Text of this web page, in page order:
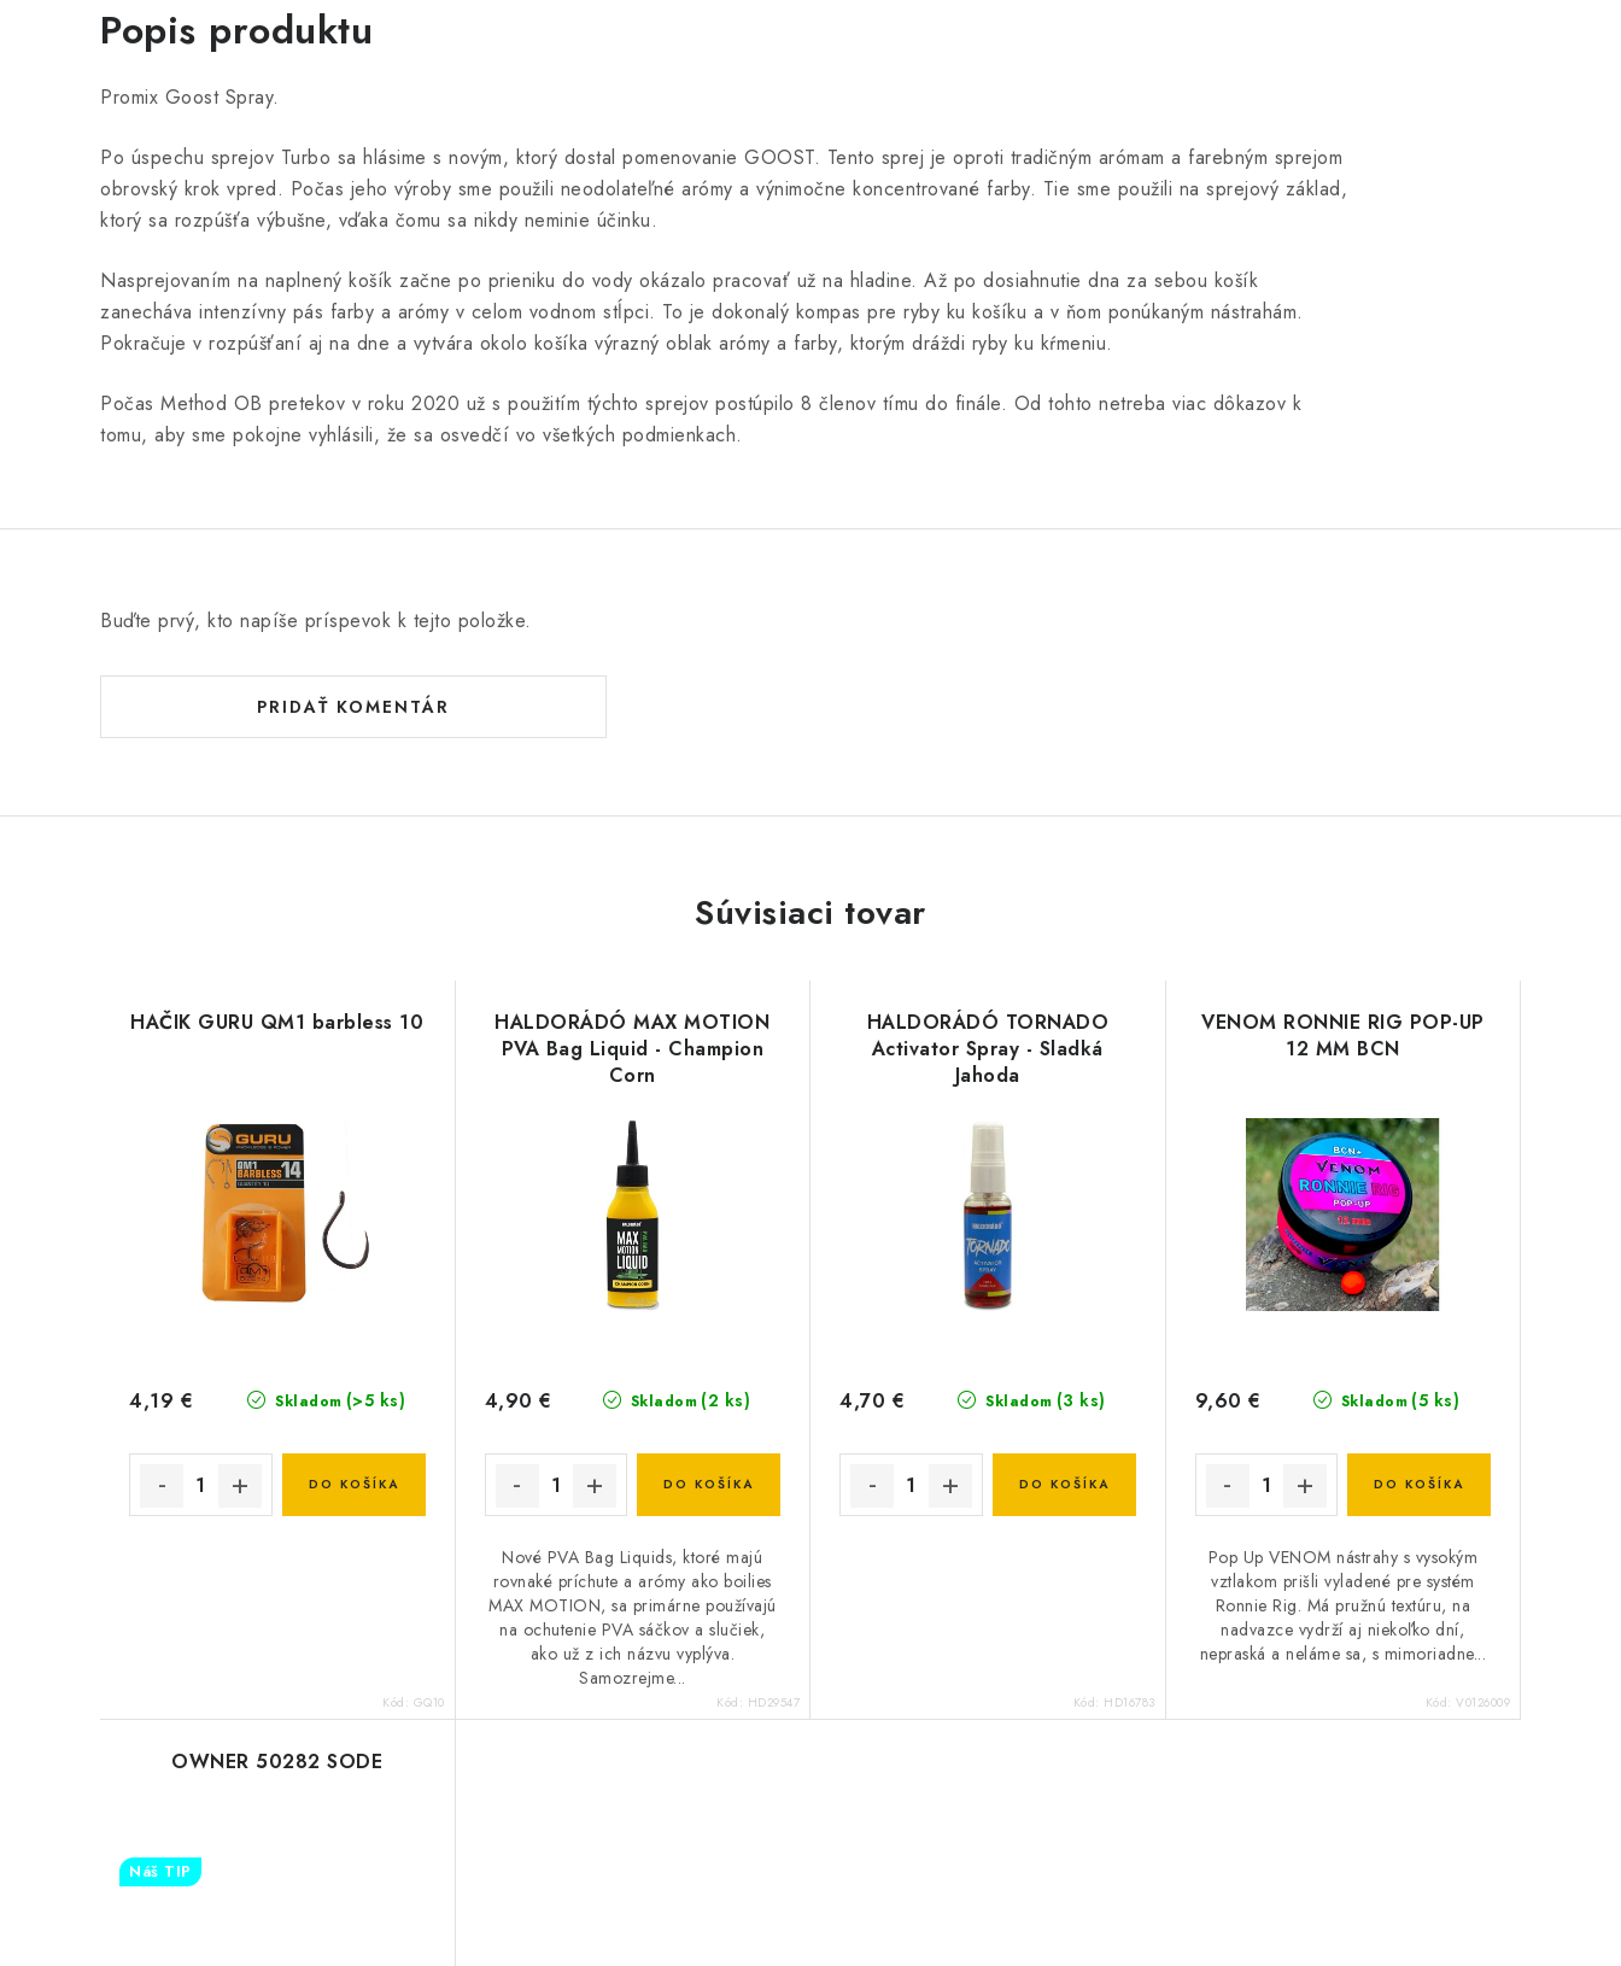
Popis produktu
Promix Goost Spray.
Po úspechu sprejov Turbo sa hlásime s novým, ktorý dostal pomenovanie GOOST. Tento sprej je oproti tradičným arómam a farebným sprejom
obrovský krok vpred. Počas jeho výroby sme použili neodolateľné arómy a výnimočne koncentrované farby. Tie sme použili na sprejový základ,
ktorý sa rozpúšťa výbušne, vďaka čomu sa nikdy neminie účinku.
Nasprejovaním na naplnený košík začne po prieniku do vody okázalo pracovať už na hladine. Až po dosiahnutie dna za sebou košík
zanecháva intenzívny pás farby a arómy v celom vodnom stĺpci. To je dokonalý kompas pre ryby ku košíku a v ňom ponúkaným nástrahám.
Pokračuje v rozpúšťaní aj na dne a vytvára okolo košíka výrazný oblak arómy a farby, ktorým dráždi ryby ku kŕmeniu.
Počas Method OB pretekov v roku 2020 už s použitím týchto sprejov postúpilo 8 členov tímu do finále. Od tohto netreba viac dôkazov k
tomu, aby sme pokojne vyhlásili, že sa osvedčí vo všetkých podmienkach.
Buďte prvý, kto napíše príspevok k tejto položke.
PRIDAŤ KOMENTÁR
Súvisiaci tovar
HAČIK GURU QM1 barbless 10
Skladom (>5 ks)
4,19 €
DO KOŠÍKA
Kód: GQ10
HALDORÁDÓ MAX MOTION
PVA Bag Liquid - Champion
Corn
Skladom (2 ks)
4,90 €
DO KOŠÍKA
Nové PVA Bag Liquids, ktoré majú
rovnaké príchute a arómy ako boilies
MAX MOTION, sa primárne používajú
na ochutenie PVA sáčkov a slučiek,
ako už z ich názvu vyplýva.
Samozrejme...
Kód: HD29547
HALDORÁDÓ TORNADO
Activator Spray - Sladká
Jahoda
Skladom (3 ks)
4,70 €
DO KOŠÍKA
Kód: HD16783
VENOM RONNIE RIG POP-UP
12 MM BCN
Skladom (5 ks)
9,60 €
DO KOŠÍKA
Pop Up VENOM nástrahy s vysokým
vztlakom prišli vyladené pre systém
Ronnie Rig. Má pružnú textúru, na
nadvazce vydrží aj niekoľko dní,
nepraská a neláme sa, s mimoriadne...
Kód: V0126009
OWNER 50282 SODE
Náš TIP